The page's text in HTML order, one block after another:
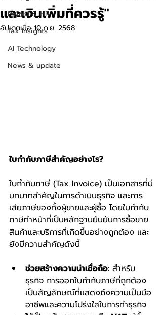
Payroll & HR
Tax Insights
AI Technology
News & update
และเงินเพิ่มที่ควรรู้"
อัปเดตเมื่อ10 ก.ย. 2568
ใบกำกับภาษีสำคัญอย่างไร?
ใบกำกับภาษี (Tax Invoice) เป็นเอกสารที่มี
บทบาทสำคัญในการดำเนินธุรกิจ และการ
เสียภาษีของทั้งผู้ขายและผู้ซื้อ โดยใบกำกับ
ภาษีทำหน้าที่เป็นหลักฐานยืนยันการซื้อขาย
สินค้าและบริการที่เกิดขึ้นอย่างถูกต้อง และ
ยังมีความสำคัญดังนี้
ช่วยสร้างความน่าเชื่อถือ: สำหรับ
ธุรกิจ การออกใบกำกับภาษีที่ถูกต้อง
เป็นสัญลักษณ์ที่แสดงถึงความเป็นมือ
อาชีพและความโปร่งใสในการทำธุรกิจ